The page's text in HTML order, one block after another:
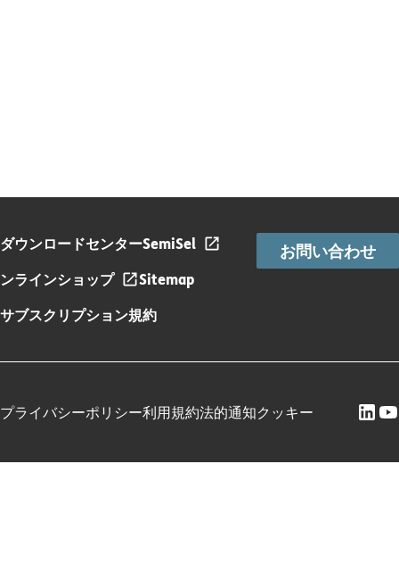
ダウンロードセンターSemiSel
ンラインショップ
Sitemap
サブスクリプション規約
お問い合わせ
プライバシーポリシー利用規約法的通知クッキー